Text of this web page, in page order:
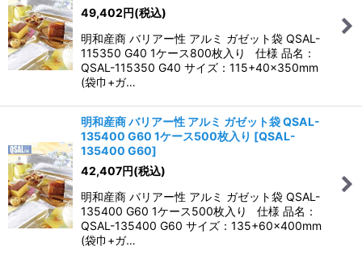
49,402円(税込)
明和産商 バリアー性 アルミ ガゼット袋 QSAL-
115350 G40 1ケース800枚入り 仕様 品名：
QSAL-115350 G40 サイズ：115+40×350mm
(袋巾+ガ…
明和産商 バリアー性 アルミ ガゼット袋 QSAL-
135400 G60 1ケース500枚入り [QSAL-
135400 G60]
42,407円(税込)
明和産商 バリアー性 アルミ ガゼット袋 QSAL-
135400 G60 1ケース500枚入り 仕様 品名：
QSAL-135400 G60 サイズ：135+60×400mm
(袋巾+ガ…